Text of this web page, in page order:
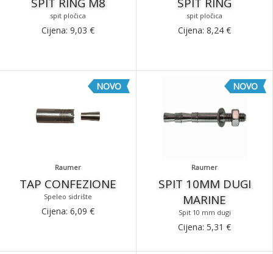
spit pločica
Cijena: 9,03 €
spit pločica
Cijena: 8,24 €
Raumer
TAP CONFEZIONE
Speleo sidrište
NOVO
Cijena: 6,09 €
Raumer
SPIT 10MM DUGI
MARINE
Spit 10 mm dugi
NOVO
Cijena: 5,31 €